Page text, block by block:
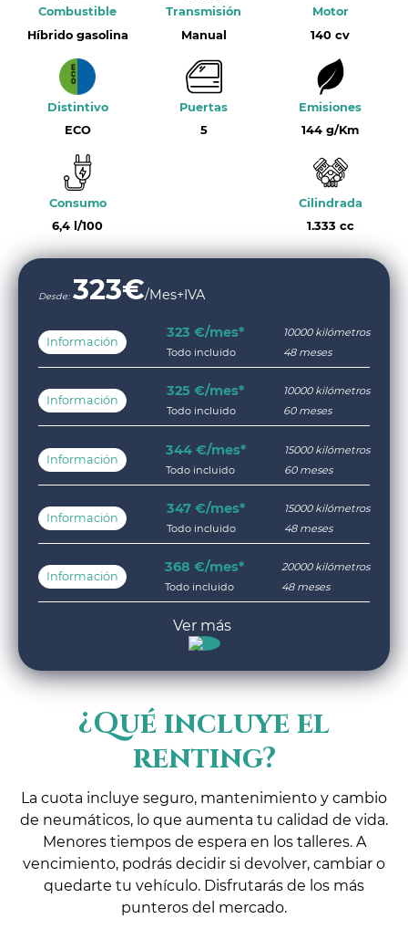
Combustible
Híbrido gasolina
Transmisión
Manual
Motor
140 cv
Distintivo
ECO
Puertas
5
Emisiones
144 g/Km
Consumo
6,4 l/100
Cilindrada
1.333 cc
Desde: 323€/Mes+IVA
Información
323 €/mes*
Todo incluido
10000 kilómetros
48 meses
Información
325 €/mes*
Todo incluido
10000 kilómetros
60 meses
Información
344 €/mes*
Todo incluido
15000 kilómetros
60 meses
Información
347 €/mes*
Todo incluido
15000 kilómetros
48 meses
Información
368 €/mes*
Todo incluido
20000 kilómetros
48 meses
¿Qué incluye el
renting?
La cuota incluye seguro, mantenimiento y cambio
de neumáticos, lo que aumenta tu calidad de vida.
Menores tiempos de espera en los talleres. A
vencimiento, podrás decidir si devolver, cambiar o
quedarte tu vehículo. Disfrutarás de los más
punteros del mercado.